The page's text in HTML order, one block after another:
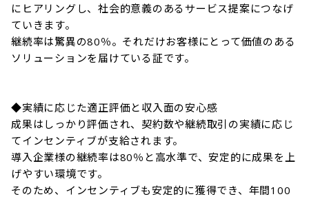
にヒアリングし、社会的意義のあるサービス提案につなげ
ていきます。
継続率は驚異の80％。それだけお客様にとって価値のある
ソリューションを届けている証です。
◆実績に応じた適正評価と収入面の安心感
成果はしっかり評価され、契約数や継続取引の実績に応じ
てインセンティブが支給されます。
導入企業様の継続率は80％と高水準で、安定的に成果を上
げやすい環境です。
そのため、インセンティブも安定的に獲得でき、年間100